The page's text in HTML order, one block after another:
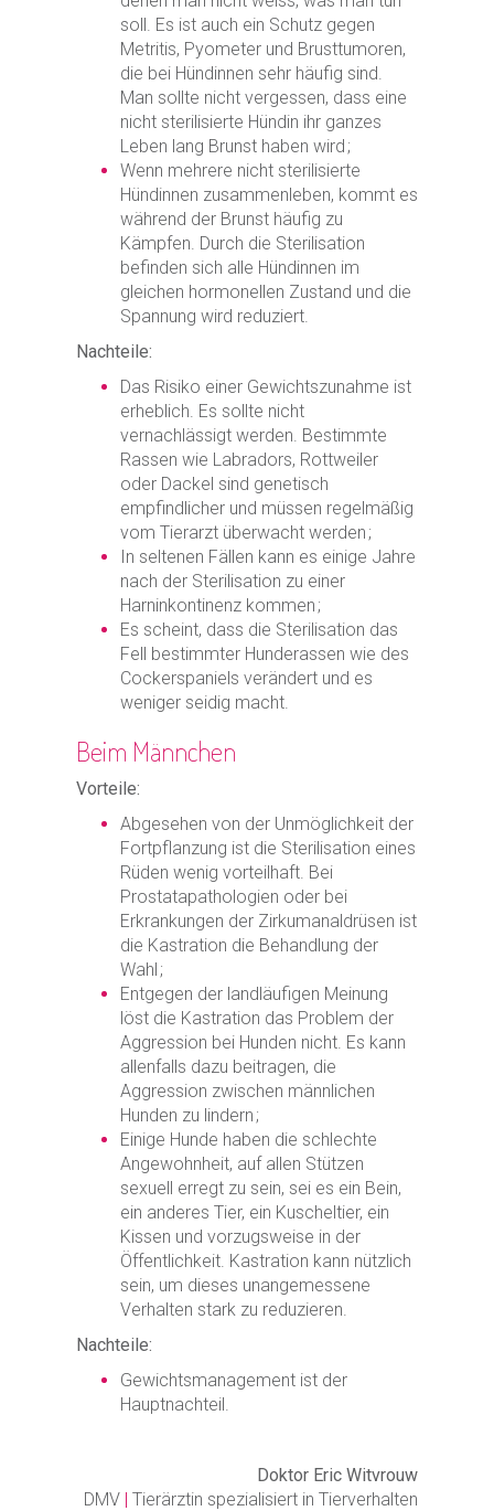
soll. Es ist auch ein Schutz gegen
Metritis, Pyometer und Brusttumoren,
die bei Hündinnen sehr häufig sind.
Man sollte nicht vergessen, dass eine
nicht sterilisierte Hündin ihr ganzes
Leben lang Brunst haben wird ;
Wenn mehrere nicht sterilisierte
Hündinnen zusammenleben, kommt es
während der Brunst häufig zu
Kämpfen. Durch die Sterilisation
befinden sich alle Hündinnen im
gleichen hormonellen Zustand und die
Spannung wird reduziert.
Nachteile:
Das Risiko einer Gewichtszunahme ist
erheblich. Es sollte nicht
vernachlässigt werden. Bestimmte
Rassen wie Labradors, Rottweiler
oder Dackel sind genetisch
empfindlicher und müssen regelmäßig
vom Tierarzt überwacht werden ;
In seltenen Fällen kann es einige Jahre
nach der Sterilisation zu einer
Harninkontinenz kommen ;
Es scheint, dass die Sterilisation das
Fell bestimmter Hunderassen wie des
Cockerspaniels verändert und es
weniger seidig macht.
Beim Männchen
Vorteile:
Abgesehen von der Unmöglichkeit der
Fortpflanzung ist die Sterilisation eines
Rüden wenig vorteilhaft. Bei
Prostatapathologien oder bei
Erkrankungen der Zirkumanaldrüsen ist
die Kastration die Behandlung der
Wahl ;
Entgegen der landläufigen Meinung
löst die Kastration das Problem der
Aggression bei Hunden nicht. Es kann
allenfalls dazu beitragen, die
Aggression zwischen männlichen
Hunden zu lindern ;
Einige Hunde haben die schlechte
Angewohnheit, auf allen Stützen
sexuell erregt zu sein, sei es ein Bein,
ein anderes Tier, ein Kuscheltier, ein
Kissen und vorzugsweise in der
Öffentlichkeit. Kastration kann nützlich
sein, um dieses unangemessene
Verhalten stark zu reduzieren.
Nachteile:
Gewichtsmanagement ist der
Hauptnachteil.
Doktor Eric Witvrouw
DMV | Tierärztin spezialisiert in Tierverhalten